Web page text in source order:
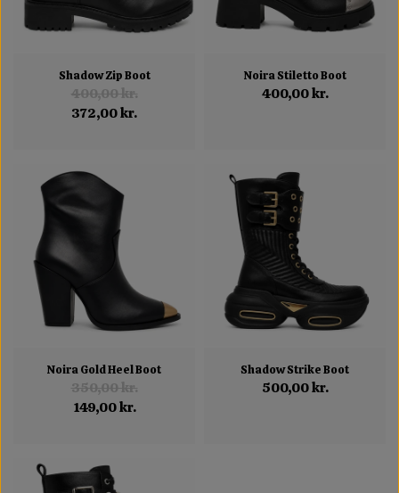
Shadow Zip Boot
400,00 kr.
372,00 kr.
Noira Stiletto Boot
400,00 kr.
Noira Gold Heel Boot
350,00 kr.
149,00 kr.
Shadow Strike Boot
500,00 kr.